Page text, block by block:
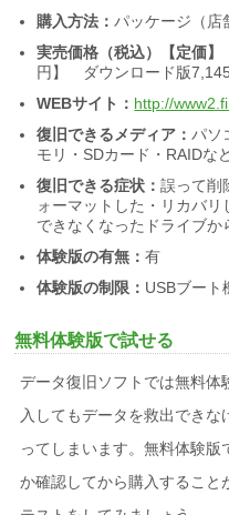
購入方法：パッケージ（店
実売価格（税込）【定価】
円】 ダウンロード版7,145
WEBサイト： http://
復旧できるメディア：パソ
モリ・SDカード・RAIDな
復旧できる症状：誤って削
ォーマットした・リカバ
できなくなったドライブか
体験版の有無：有
体験版の制限： USBブート
無料体験版で試せる
データ復旧ソフトでは無料体
入してもデータを救出でき
ってしまいます。無料体験版
か確認してから購入すること